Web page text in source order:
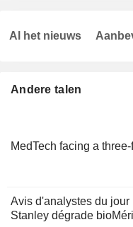
Andere talen
MedTech facing a
Avis d'analystes du
Stanley dégrade
Al het nieuws